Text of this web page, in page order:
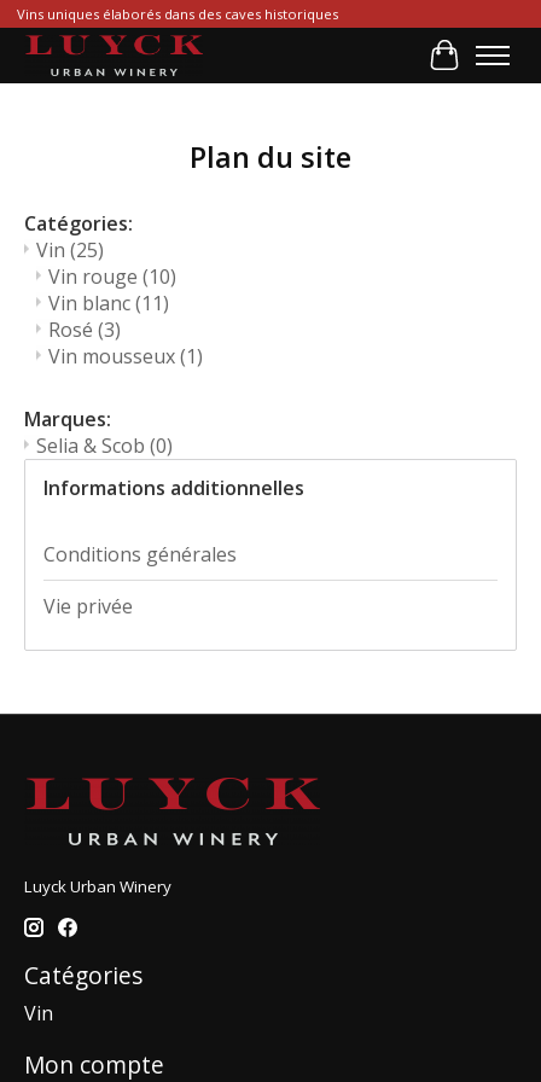
Vins uniques élaborés dans des caves historiques
Panier
Plan du site
Catégories:
Vin (25)
Vin rouge (10)
Vin blanc(11)
Rosé (3)
Vin mousseux(1)
Marques:
Selia & Scob (0)
Informations additionnelles
Conditions générales
Vie privée
Luyck Urban Winery
Catégories
Vin
Mon compte